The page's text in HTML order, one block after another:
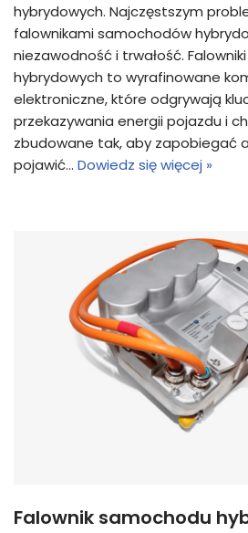
hybrydowych. Najczęstszym
falownikami samochodów
niezawodność i trwałość.
hybrydowych to wyrafinowane
elektroniczne, które odgrywają
przekazywania energii pojazdu i
zbudowane tak, aby zapobiegać
pojawić… Dowiedz się więcej »
Falownik samochodu